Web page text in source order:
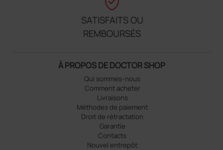
SATISFAITS OU
REMBOURSÉS
À PROPOS DE DOCTOR SHOP
Qui sommes-nous
Comment acheter
Livraisons
Méthodes de paiement
Droit de rétractation
Garantie
Contacts
Nouvel entrepôt